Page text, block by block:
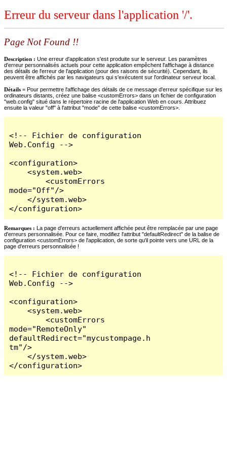
Erreur du serveur dans l'application '/'.
Page Not Found !!
Description : Une erreur d'application s'est produite sur le serveur. Les paramètres
d'erreur personnalisés actuels pour cette application empêchent l'affichage à distance
des détails de l'erreur de l'application (pour des raisons de sécurité). Cependant, ils
peuvent être affichés par les navigateurs qui s'exécutent sur l'ordinateur serveur local.
Détails = Pour permettre l'affichage des détails de ce message d'erreur spécifique sur les
ordinateurs distants, créez une balise <customErrors> dans un fichier de configuration
"web.config" situé dans le répertoire racine de l'application Web en cours. Attribuez
ensuite la valeur "off" à l'attribut "mode" de cette balise <customErrors>.
<!-- Fichier de configuration
Web.Config -->
<configuration>
    <system.web>
        <customErrors
mode="Off"/>
    </system.web>
</configuration>
Remarques : La page d'erreurs actuellement affichée peut être remplacée par une page
d'erreurs personnalisée. Pour ce faire, modifiez l'attribut "defaultRedirect" de la balise de
configuration <customErrors> de l'application, de sorte qu'il pointe vers une URL de la
page d'erreurs personnalisée !
<!-- Fichier de configuration
Web.Config -->
<configuration>
    <system.web>
        <customErrors
mode="RemoteOnly"
defaultRedirect="mycustompage.h
tm"/>
    </system.web>
</configuration>